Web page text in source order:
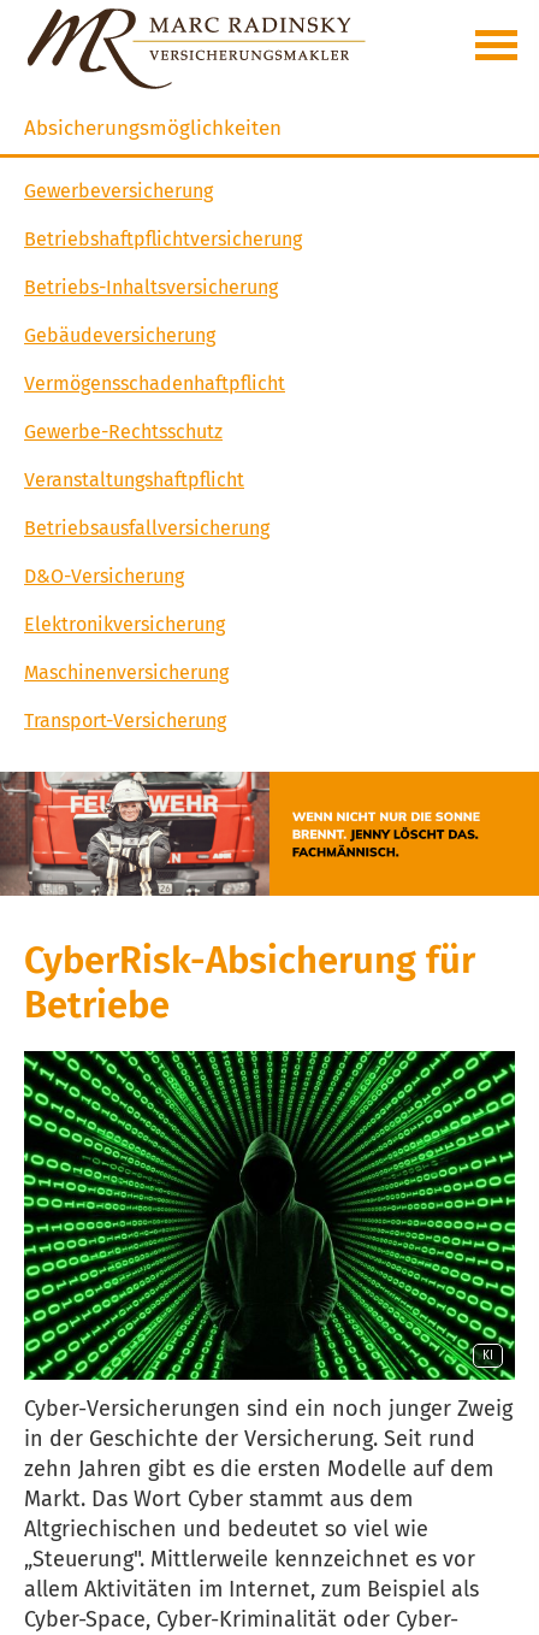
Absicherungsmöglichkeiten
Gewerbeversicherung
Betriebshaftpflichtversicherung
Betriebs-Inhaltsversicherung
Ge­bäude­ver­si­che­rung
Vermögensschadenhaftpflicht
Gewerbe-Rechtsschutz
Veranstaltungshaftpflicht
Betriebsausfallversicherung
D&O-Versicherung
Elektronikversicherung
Maschinenversicherung
Transport-Versicherung
CyberRisk-Absicherung für
Betriebe
KI
Cyber-Versicherungen sind ein noch junger Zweig
in der Geschichte der Versicherung. Seit rund
zehn Jahren gibt es die ersten Modelle auf dem
Markt. Das Wort Cyber stammt aus dem
Altgriechischen und bedeutet so viel wie
„Steuerung". Mittlerweile kennzeichnet es vor
allem Aktivitäten im Internet, zum Beispiel als
Cyber-Space, Cyber-Kriminalität oder Cyber-